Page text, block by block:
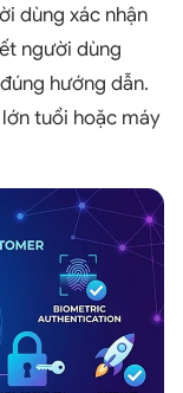
dùng xác nhận
người dùng
hướng dẫn.
tuổi hoặc máy